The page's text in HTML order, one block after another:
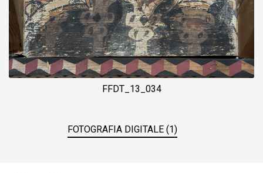
FFDT_13_034
FOTOGRAFIA DIGITALE (1)